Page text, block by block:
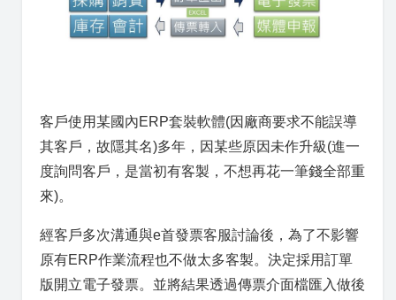
客戶使用某國內ERP套裝軟體(因廠商要求不能誤導
其客戶，故隱其名)多年，因某些原因未作升級(進一
度詢問客戶，是當初有客製，不想再花一筆錢全部重
來)。
經客戶多次溝通與e首發票客服討論後，為了不影響
原有ERP作業流程也不做太多客製。決定採用訂單
版開立電子發票。並將結果透過傳票介面檔匯入做後